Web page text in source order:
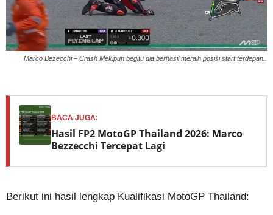
Marco Bezecchi – Crash Mekipun begitu dia berhasil meraih posisi start terdepan..
BACA JUGA:
Hasil FP2 MotoGP Thailand 2026: Marco
Bezzecchi Tercepat Lagi
Berikut ini hasil lengkap Kualifikasi MotoGP Thailand: